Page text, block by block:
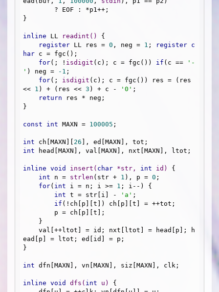
}
inline LL readint ()
{
register LL res = 0 , neg = 1 ; register c
har c = fgc();
for(; ! isdigit (c); c = fgc()) if (c ==
'-
' ) neg = -1 ;
for(; isdigit (c); c = fgc()) res = (res
<< 1 ) + (res << 3 ) + c - '0' ;
return res * neg;
}
const int MAXN = 100005 ;
int ch[MAXN][ 26
int head[MAXN], val[MAXN], nxt[MAXN], ltot;
inline void insert ( char *str, int id)
{
int n = strlen (str + 1 ), p = 0 ;
for( int i = n; i >= 1 ; i--) {
int t = str[i] - 'a' ;
if (!ch[p][t]) ch[p][t] = ++tot;
ead[p] = ltot; ed[id] = p;
}
int dfn[MAXN], vn[MAXN], siz[MAXN], clk;
inline void dfs ( int u)
{